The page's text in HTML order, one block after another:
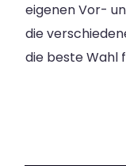
eigenen Vor-
die
die beste Wahl